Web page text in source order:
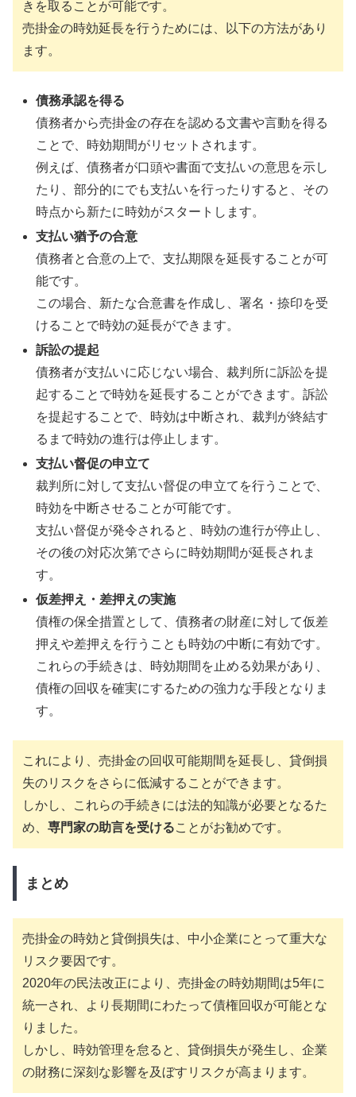
きを取ることが可能です。
売掛金の時効延長を行うためには、以下の方法があり
ます。
債務承認を得る
債務者から売掛金の存在を認める文書や言動を得る
ことで、時効期間がリセットされます。
例えば、債務者が口頭や書面で支払いの意思を示し
たり、部分的にでも支払いを行ったりすると、その
時点から新たに時効がスタートします。
支払い猶予の合意
債務者と合意の上で、支払期限を延長することが可
能です。
この場合、新たな合意書を作成し、署名・捺印を受
けることで時効の延長ができます。
訴訟の提起
債務者が支払いに応じない場合、裁判所に訴訟を提
起することで時効を延長することができます。訴訟
を提起することで、時効は中断され、裁判が終結す
るまで時効の進行は停止します。
支払い督促の申立て
裁判所に対して支払い督促の申立てを行うことで、
時効を中断させることが可能です。
支払い督促が発令されると、時効の進行が停止し、
その後の対応次第でさらに時効期間が延長されま
す。
仮差押え・差押えの実施
債権の保全措置として、債務者の財産に対して仮差
押えや差押えを行うことも時効の中断に有効です。
これらの手続きは、時効期間を止める効果があり、
債権の回収を確実にするための強力な手段となりま
す。
これにより、売掛金の回収可能期間を延長し、貸倒損
失のリスクをさらに低減することができます。
しかし、これらの手続きには法的知識が必要となるた
め、 専門家の助言を受けることがお勧めです。
まとめ
売掛金の時効と貸倒損失は、中小企業にとって重大な
リスク要因です。
2020年の民法改正により、売掛金の時効期間は5年に
統一され、より長期間にわたって債権回収が可能とな
りました。
しかし、時効管理を怠ると、貸倒損失が発生し、企業
の財務に深刻な影響を及ぼすリスクが高まります。